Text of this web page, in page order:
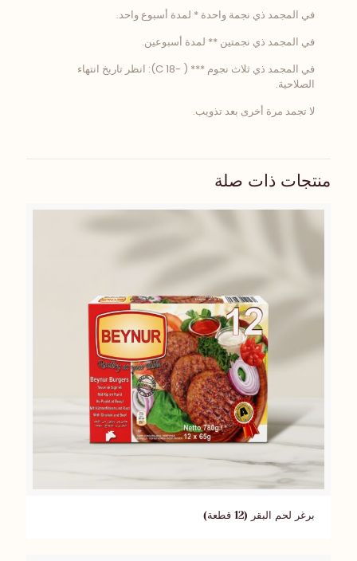
في المجمد ذي نجمة واحدة * لمدة أسبوع واحد.
في المجمد ذي نجمتين ** لمدة أسبوعين.
في المجمد ذي ثلاث نجوم *** ( -18 C): انظر تاريخ انتهاء
الصلاحية.
لا تجمد مرة أخرى بعد تذويب.
منتجات ذات صلة
برغر لحم البقر (12 قطعة)